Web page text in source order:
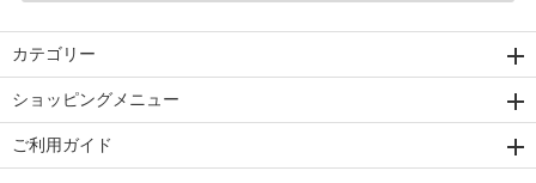
カテゴリー
ショッピングメニュー
ご利用ガイド